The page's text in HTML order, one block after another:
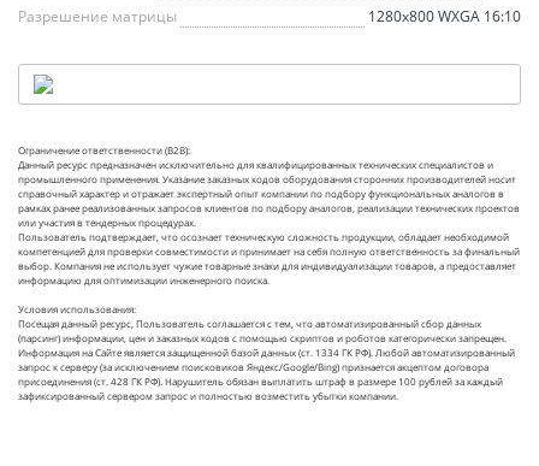
Разрешение матрицы
1280x800 WXGA 16:10
Ограничение ответственности (B2B):
Данный ресурс предназначен исключительно для квалифицированных технических специалистов и
промышленного применения. Указание заказных кодов оборудования сторонних производителей носит
справочный характер и отражает экспертный опыт компании по подбору функциональных аналогов в
рамках ранее реализованных запросов клиентов по подбору аналогов, реализации технических проектов
или участия в тендерных процедурах.
Пользователь подтверждает, что осознает техническую сложность продукции, обладает необходимой
компетенцией для проверки совместимости и принимает на себя полную ответственность за финальный
выбор. Компания не использует чужие товарные знаки для индивидуализации товаров, а предоставляет
информацию для оптимизации инженерного поиска.
Условия использования:
Посещая данный ресурс, Пользователь соглашается с тем, что автоматизированный сбор данных
(парсинг) информации, цен и заказных кодов с помощью скриптов и роботов категорически запрещен.
Информация на Сайте является защищенной базой данных (ст. 1334 ГК РФ). Любой автоматизированный
запрос к серверу (за исключением поисковиков Яндекс/Google/Bing) признается акцептом договора
присоединения (ст. 428 ГК РФ). Нарушитель обязан выплатить штраф в размере 100 рублей за каждый
зафиксированный сервером запрос и полностью возместить убытки компании.